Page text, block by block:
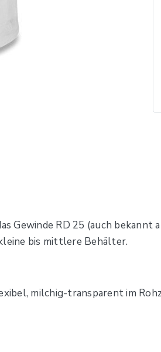
Gewinde RD 25 (auch bekannt
bis mittlere Behälter.
milchig-transparent im